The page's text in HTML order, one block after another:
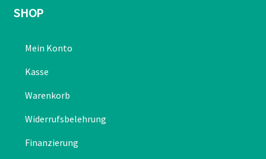
SHOP
Mein Konto
Kasse
Warenkorb
Widerrufsbelehrung
Finanzierung